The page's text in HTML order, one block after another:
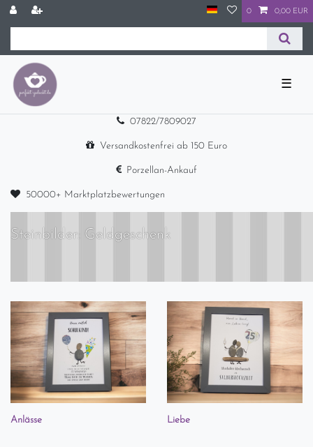
0 0,00 EUR
☰
07822/7809027
Versandkostenfrei ab 150 Euro
Porzellan-Ankauf
50000+ Marktplatzbewertungen
Steinbilder: Geldgeschenk
Anlässe Liebe